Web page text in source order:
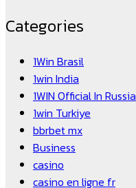
Categories
1Win Brasil
1win India
1WIN Official In Russia
1win Turkiye
bbrbet mx
Business
casino
casino en ligne fr